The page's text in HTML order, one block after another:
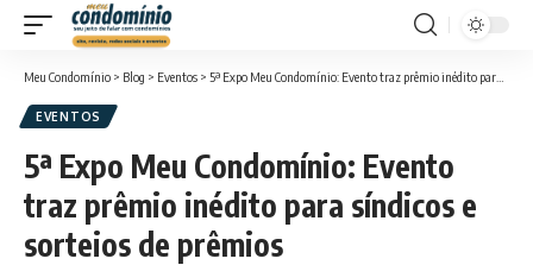
Meu Condomínio > Blog > Eventos > 5ª Expo Meu Condomínio: Evento traz prêmio inédito para síndicos e sorteios de prêmios
EVENTOS
5ª Expo Meu Condomínio: Evento
traz prêmio inédito para síndicos e
sorteios de prêmios